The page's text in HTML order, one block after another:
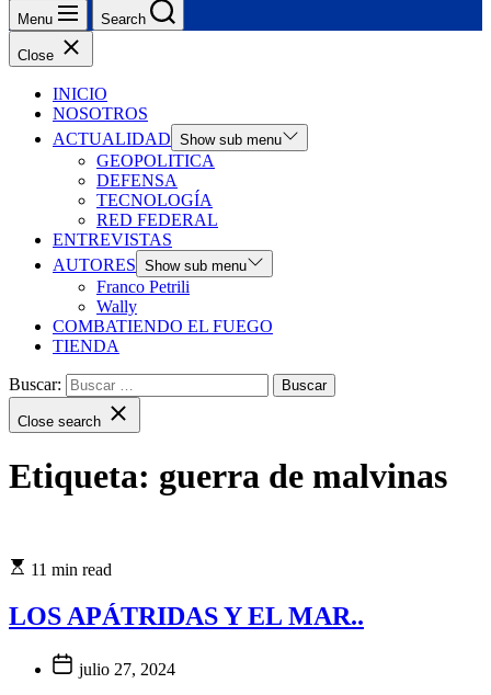
Menu Search
Close
INICIO
NOSOTROS
ACTUALIDAD Show sub menu
GEOPOLITICA
DEFENSA
TECNOLOGÍA
RED FEDERAL
ENTREVISTAS
AUTORES Show sub menu
Franco Petrili
Wally
COMBATIENDO EL FUEGO
TIENDA
Buscar:
Close search
Etiqueta: guerra de malvinas
11 min read
LOS APÁTRIDAS Y EL MAR..
julio 27, 2024